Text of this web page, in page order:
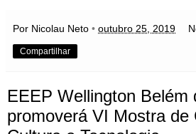
Por Nicolau Neto • outubro 25, 2019
Compartilhar
EEEP Wellington Belém
promoverá VI Mostra de